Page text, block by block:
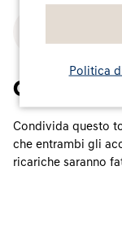
Condivida questo
che entrambi gli
ricariche saranno
Politica